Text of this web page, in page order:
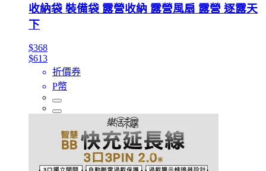
收納袋 裝備袋 露營收納 露營風扇 露營 逐露天
下
$368
$613
折價券
P幣